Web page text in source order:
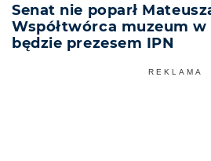
Senat nie poparł
Współtwórca muzeum
będzie prezesem IPN
REKLAMA